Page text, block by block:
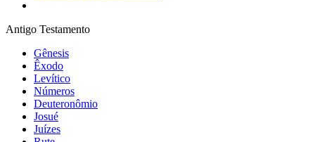
Antigo Testamento
Gênesis
Êxodo
Levítico
Números
Deuteronômio
Josué
Juízes